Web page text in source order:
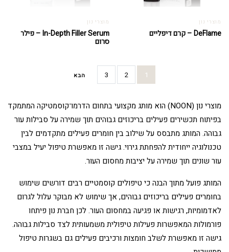
מוצרי נון
DeFlame – קרם דיפליים
מוצרי נון
In-Depth Filler Serum – פילר
סרום
1
2
3 הבא
מוצרי נון (NOON) הוא מותג מקצועי בתחום הדרמו־קוסמטיקה המתמקד
בפיתוח תכשירים פעילים בריכוזים גבוהים תוך שמירה על סבילות עור
גבוהה. המותג מתבסס על שילוב בין חומרים פעילים מתקדמים לבין
טכנולוגיה ייחודית להפחתת גירוי. גישה זו מאפשרת טיפול יעיל במצבי
עור שונים תוך שמירה על יציבות מחסום העור.
המותג פועל מתוך הבנה כי טיפולים קוסמטיים רבים דורשים שימוש
בחומרים פעילים בריכוזים גבוהים, אך שימוש לא מבוקר עלול לגרום
לאדמומיות, רגישות או פגיעה במחסום העור. לכן חברת נון פיתחו
פורמולות המאפשרות פעילות טיפולית משמעותית לצד סבילות גבוהה.
גישה זו מאפשרת לשלב חומצות ורכיבים פעילים גם בשגרות טיפול